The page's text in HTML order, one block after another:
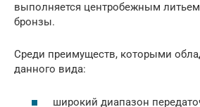
выполняется центробежным
бронзы.
Среди преимуществ, которыми
данного вида:
широкий диапазон